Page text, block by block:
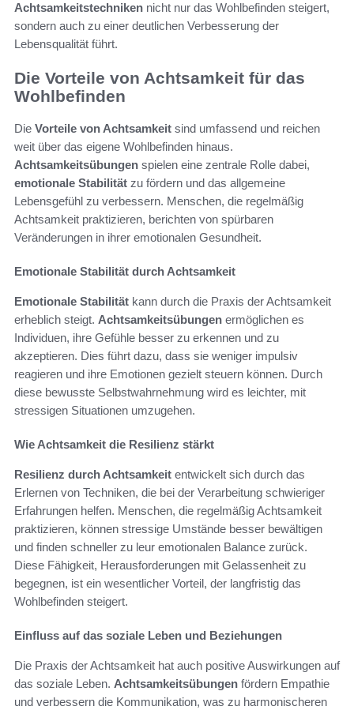
Achtsamkeitstechniken nicht nur das Wohlbefinden steigert,
sondern auch zu einer deutlichen Verbesserung der
Lebensqualität führt.
Die Vorteile von Achtsamkeit für das
Wohlbefinden
Die Vorteile von Achtsamkeit sind umfassend und reichen
weit über das eigene Wohlbefinden hinaus.
Achtsamkeitsübungen spielen eine zentrale Rolle dabei,
emotionale Stabilität zu fördern und das allgemeine
Lebensgefühl zu verbessern. Menschen, die regelmäßig
Achtsamkeit praktizieren, berichten von spürbaren
Veränderungen in ihrer emotionalen Gesundheit.
Emotionale Stabilität durch Achtsamkeit
Emotionale Stabilität kann durch die Praxis der Achtsamkeit
erheblich steigt. Achtsamkeitsübungen ermöglichen es
Individuen, ihre Gefühle besser zu erkennen und zu
akzeptieren. Dies führt dazu, dass sie weniger impulsiv
reagieren und ihre Emotionen gezielt steuern können. Durch
diese bewusste Selbstwahrnehmung wird es leichter, mit
stressigen Situationen umzugehen.
Wie Achtsamkeit die Resilienz stärkt
Resilienz durch Achtsamkeit entwickelt sich durch das
Erlernen von Techniken, die bei der Verarbeitung schwieriger
Erfahrungen helfen. Menschen, die regelmäßig Achtsamkeit
praktizieren, können stressige Umstände besser bewältigen
und finden schneller zu leur emotionalen Balance zurück.
Diese Fähigkeit, Herausforderungen mit Gelassenheit zu
begegnen, ist ein wesentlicher Vorteil, der langfristig das
Wohlbefinden steigert.
Einfluss auf das soziale Leben und Beziehungen
Die Praxis der Achtsamkeit hat auch positive Auswirkungen auf
das soziale Leben. Achtsamkeitsübungen fördern Empathie
und verbessern die Kommunikation, was zu harmonischeren